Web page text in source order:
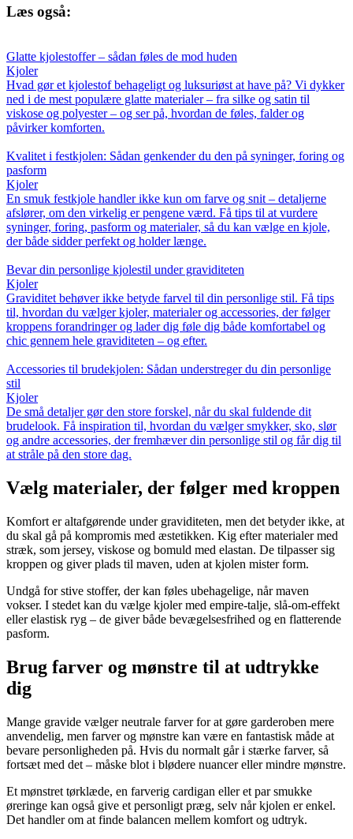
Læs også:
Glatte kjolestoffer – sådan føles de mod huden
Kjoler
Hvad gør et kjolestof behageligt og luksuriøst at have på? Vi dykker
ned i de mest populære glatte materialer – fra silke og satin til
viskose og polyester – og ser på, hvordan de føles, falder og
påvirker komforten.
Kvalitet i festkjolen: Sådan genkender du den på syninger, foring og
pasform
Kjoler
En smuk festkjole handler ikke kun om farve og snit – detaljerne
afslører, om den virkelig er pengene værd. Få tips til at vurdere
syninger, foring, pasform og materialer, så du kan vælge en kjole,
der både sidder perfekt og holder længe.
Bevar din personlige kjolestil under graviditeten
Kjoler
Graviditet behøver ikke betyde farvel til din personlige stil. Få tips
til, hvordan du vælger kjoler, materialer og accessories, der følger
kroppens forandringer og lader dig føle dig både komfortabel og
chic gennem hele graviditeten – og efter.
Accessories til brudekjolen: Sådan understreger du din personlige
stil
Kjoler
De små detaljer gør den store forskel, når du skal fuldende dit
brudelook. Få inspiration til, hvordan du vælger smykker, sko, slør
og andre accessories, der fremhæver din personlige stil og får dig til
at stråle på den store dag.
Vælg materialer, der følger med kroppen
Komfort er altafgørende under graviditeten, men det betyder ikke, at
du skal gå på kompromis med æstetikken. Kig efter materialer med
stræk, som jersey, viskose og bomuld med elastan. De tilpasser sig
kroppen og giver plads til maven, uden at kjolen mister form.
Undgå for stive stoffer, der kan føles ubehagelige, når maven
vokser. I stedet kan du vælge kjoler med empire-talje, slå-om-effekt
eller elastisk ryg – de giver både bevægelsesfrihed og en flatterende
pasform.
Brug farver og mønstre til at udtrykke
dig
Mange gravide vælger neutrale farver for at gøre garderoben mere
anvendelig, men farver og mønstre kan være en fantastisk måde at
bevare personligheden på. Hvis du normalt går i stærke farver, så
fortsæt med det – måske blot i blødere nuancer eller mindre mønstre.
Et mønstret tørklæde, en farverig cardigan eller et par smukke
øreringe kan også give et personligt præg, selv når kjolen er enkel.
Det handler om at finde balancen mellem komfort og udtryk.